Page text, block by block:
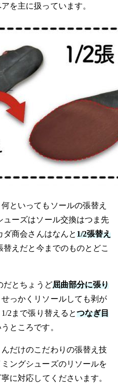
を主に扱っています。
といってもソールの張替え
ーズはソール交換はつま先
ダ商会さんはなんと1/2張替え
えだと今までのものとどこ
だとちょうど屈曲部分に張り
っかくリソールしても剥が
2まで張り替えるとつなぎ目
ところです。
だけのこだわりの張替え技
ングシューズのリソールを
に対応してくださいます。